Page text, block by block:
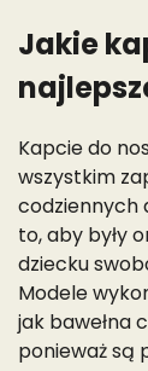
Jakie
Kapcie do
wszystkim
codziennych
to, aby były
dziecku
Modele
jak bawełna
ponieważ są